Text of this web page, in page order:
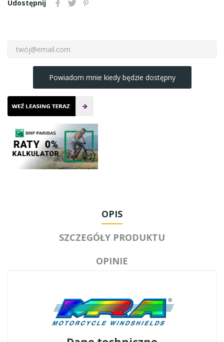
Udostępnij
Powiadom mnie kiedy będzie dostępny
OPIS
SZCZEGÓŁY PRODUKTU
OPINIE